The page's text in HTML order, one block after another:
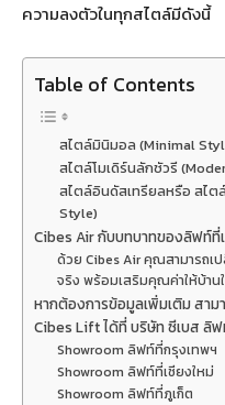
ความลงตัวในทุกสไตล์มีดังนี้
Table of Contents
สไตล์มินิมอล (Minimal
สไตล์โมเดิร์นลักชัวรี
สไตล์อินดัสเทรียลหรือ สไ
Style)
Cibes Air กับบทบาทของลิฟท์ที่
ด้วย Cibes Air คุณสามารถเ
จริง พร้อมเสริมคุณค่าให้บ้าน
หากต้องการข้อมูลเพิ่มเติม สา
Cibes Lift ได้ที่ บริษัท ซีเบส ลิฟ
Showroom ลิฟท์ที่กรุงเทพฯ
Showroom ลิฟท์ที่เชียงใหม่
Showroom ลิฟท์ที่ภูเก็ต